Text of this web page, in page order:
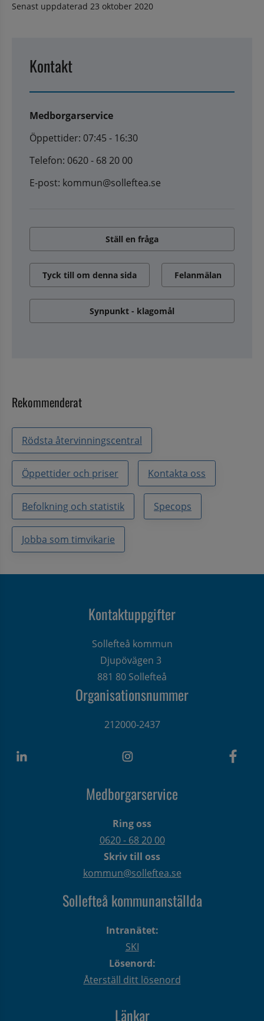
Senast uppdaterad 23 oktober 2020
Kontakt
Medborgarservice
Öppettider: 07:45 - 16:30
Telefon: 0620 - 68 20 00
E-post: kommun@solleftea.se
Ställ en fråga
Tyck till om denna sida Felanmälan
Synpunkt - klagomål
Rekommenderat
Rödsta återvinningscentral
Öppettider och priser Kontakta oss
Befolkning och statistik Specops
Jobba som timvikarie
Kontaktuppgifter
Sollefteå kommun
Djupövägen 3
881 80 Sollefteå
Organisationsnummer
212000-2437
Medborgarservice
Ring oss
0620 - 68 20 00
Skriv till oss
kommun@solleftea.se
Sollefteå kommunanställda
Intranätet:
SKI
Lösenord:
Återställ ditt lösenord
Länkar